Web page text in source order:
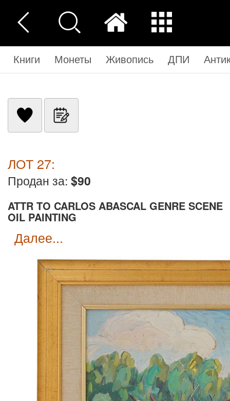
Книги Монеты Живопись ДПИ
ЛОТ 27:
Продан за: $90
ATTR TO CARLOS ABASCAL GENRE SCENE
OIL PAINTING
далее...